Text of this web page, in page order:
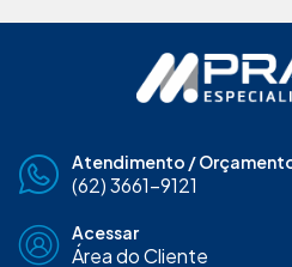
Atendimento /
(62) 3661-9121
Acessar
Área do Cliente